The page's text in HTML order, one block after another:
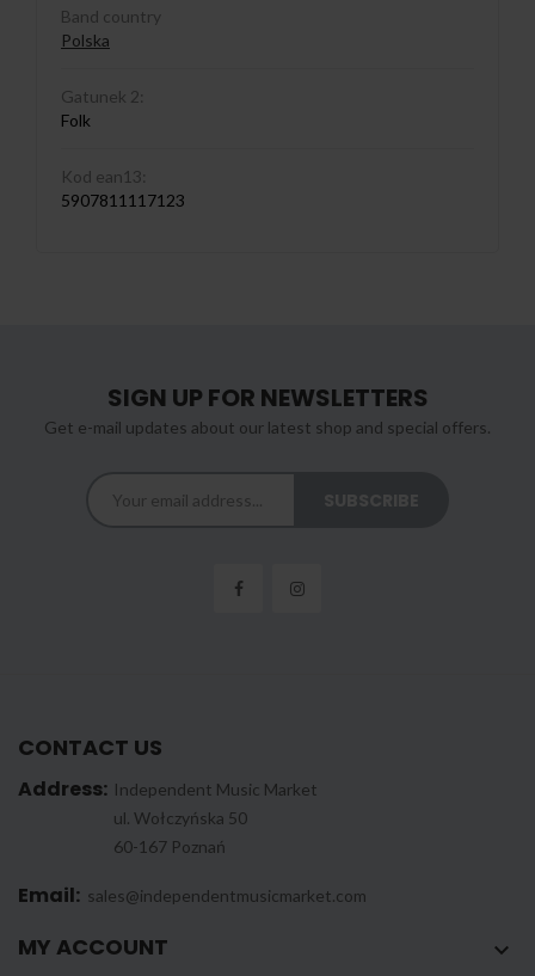
Band country
Polska
Gatunek 2:
Folk
Kod ean13:
5907811117123
SIGN UP FOR NEWSLETTERS
Get e-mail updates about our latest shop and special offers.
CONTACT US
Address: Independent Music Market
ul. Wołczyńska 50
60-167 Poznań
Email: sales@independentmusicmarket.com
MY ACCOUNT 